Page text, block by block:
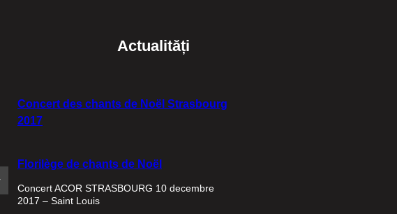
Actualități
Concert des chants de Noël Strasbourg
2017
Florilège de chants de Noël
Concert ACOR STRASBOURG 10 decembre
2017 – Saint Louis